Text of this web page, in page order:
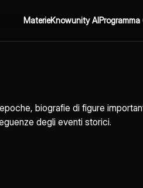
MaterieKnowunity AIProgramma
biografie di figure
degli eventi storici.